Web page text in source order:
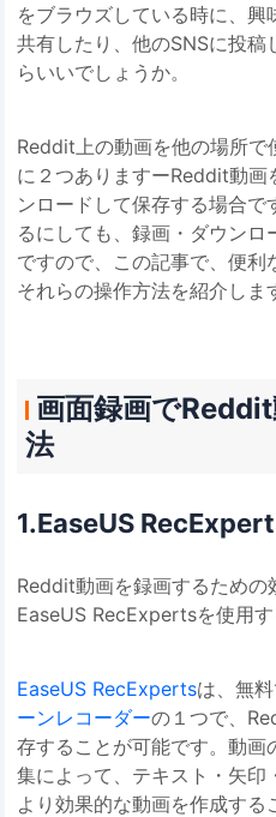
をブラウズしている時に、興
共有したり、他のSNSに投稿
らいいでしょうか。
Reddit上の動画を他の場所で
に２つありますーReddit動画
ンロードして保存する場合
るにしても、録画・ダウン
ですので、この記事で、便利
それらの操作方法を紹介しま
画面録画で
法
1.EaseUS
Reddit動画を録画するための
EaseUS RecExpertsを使用す
EaseUS RecExpertsは、無
ーンレコーダーの１つで、
存することが可能です。動画
集によって、テキスト・矢印
より効果的な動画を作成する